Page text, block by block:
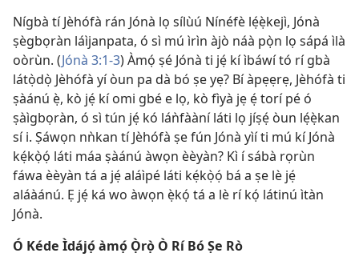
Nígbà tí Jèhófà rán Jónà lọ sílùú Nínéfè lẹ́ẹ̀kejì, Jónà
ṣègbọràn láìjanpata, ó sì mú ìrìn àjò náà pọ̀n lọ sápá ìlà
oòrùn. (Jónà 3:1-3) Àmọ́ ṣé Jónà ti jẹ́ kí ìbáwí tó rí gbà
látọ̀dọ̀ Jèhófà yí òun pa dà bó ṣe yẹ? Bí àpẹẹrẹ, Jèhófà ti
ṣàánú ẹ̀, kò jẹ́ kí omi gbé e lọ, kò fìyà jẹ ẹ́ torí pé ó
ṣàìgbọràn, ó sì tún jẹ́ kó láǹfààní láti lọ jíṣẹ́ òun lẹ́ẹ̀kan
sí i. Ṣáwọn nǹkan tí Jèhófà ṣe fún Jónà yìí ti mú kí Jónà
kẹ́kọ̀ọ́ láti máa ṣàánú àwọn èèyàn? Kì í sábà rọrùn
fáwa èèyàn tá a jẹ́ aláìpé láti kẹ́kọ̀ọ́ bá a ṣe lè jẹ́
aláàánú. Ẹ jẹ́ ká wo àwọn ẹ̀kọ́ tá a lè rí kọ́ látinú ìtàn
Jónà.
Ó Kéde Ìdájọ́ àmọ́ Ọ̀rọ̀ Ò Rí Bó Ṣe Rò